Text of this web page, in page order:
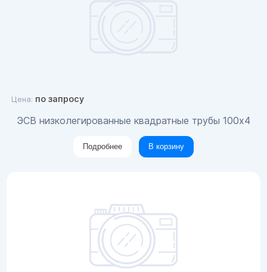
Цена: по запросу
ЭСВ низколегированные квадратные трубы 100x4
Подробнее В корзину